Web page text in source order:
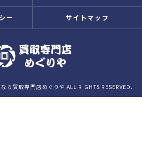
ー サイトマップ
ら買取専門店めぐりや ALL RIGHTS RESERVED.